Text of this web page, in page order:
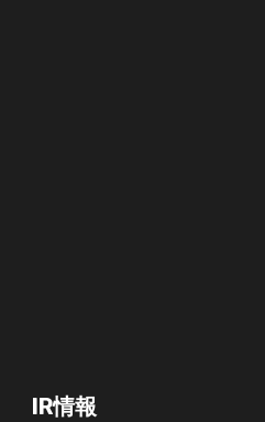
IR情報